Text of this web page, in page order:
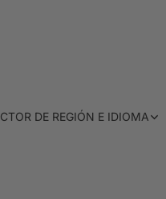
DE REGIÓN E IDIOMA